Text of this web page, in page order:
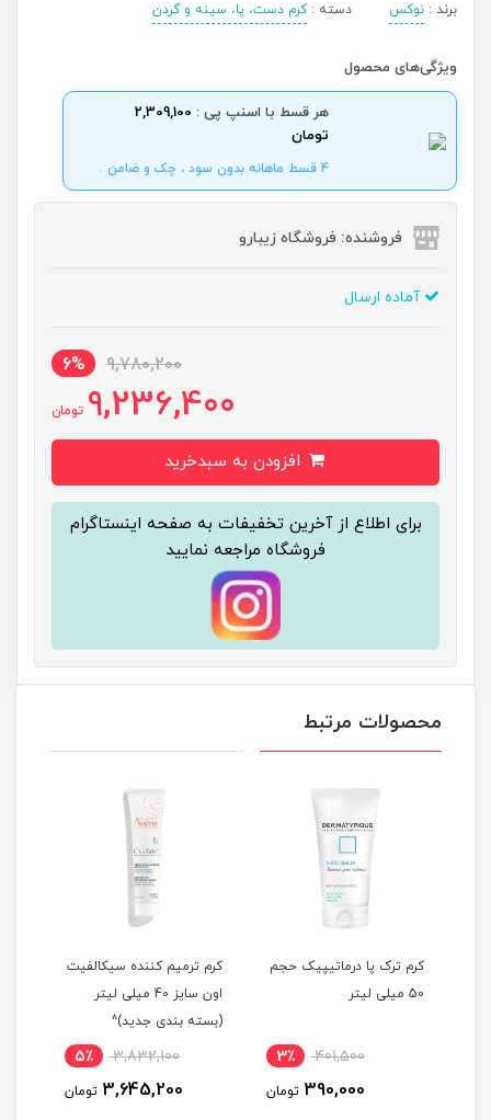
برند : نوکس دسته :کرم دست، پا، سینه و گردن
ویژگی‌های محصول
هر قسط با اسنپ پی : 2,309,100
تومان
4 قسط ماهانه بدون سود ، چک و ضامن .
فروشنده: فروشگاه زیبارو
آماده ارسال
9,780,200
6%
9,236,400 تومان
برای اطلاع از آخرین تخفیفات به صفحه اینستاگرام
فروشگاه مراجعه نمایید
محصولات مرتبط
کرم ترک پا درماتیپیک حجم
50 میلی لیتر
401,500 3٪
390,000 تومان
كرم ترمیم کننده سيكالفیت
اون سایز 40 میلی لیتر
(بسته بندی جدید)^
3,832,100 5٪
3,645,200 تومان